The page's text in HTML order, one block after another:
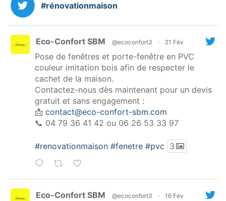
#rénovationmaison
Eco-Confort SBM @ecoconfort3 · 21 Fév
Pose de fenêtres et porte-fenêtre en PVC
couleur imitation bois afin de respecter le
cachet de la maison.
Contactez-nous dès maintenant pour un devis
gratuit et sans engagement :
📩 contact@eco-confort-sbm.com
📞 04 79 36 41 42 ou 06 26 53 33 97
#renovationmaison #fenetre #pvc 3
Eco-Confort SBM @ecoconfort3 · 16 Fév